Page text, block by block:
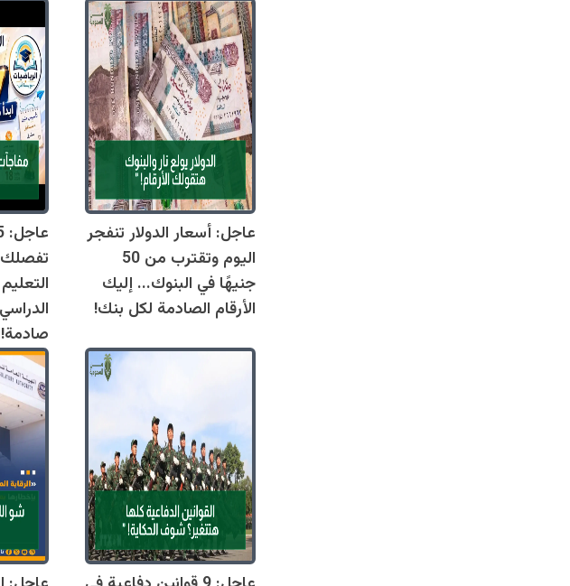
عاجل: أسعار الدولار تنفجر
اليوم وتقترب من 50
جنيهًا في البنوك... إليك
الأرقام الصادمة لكل بنك!
صادمة!